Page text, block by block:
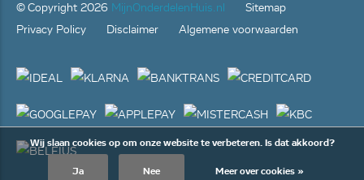
Wij slaan cookies op om onze website te verbeteren. Is dat akkoord?
Ja Nee Meer over cookies »
© Copyright 2026 MijnOnderdelenHuis.nl
Sitemap
Privacy Policy
Disclaimer Algemene voorwaarden